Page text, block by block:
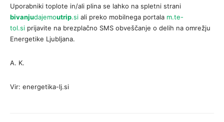
Uporabniki toplote in/ali plina se lahko na spletni strani
bivanjudajemoutrip.si ali preko mobilnega portala m.te-
tol.si prijavite na brezplačno SMS obveščanje o delih na omrežju
Energetike Ljubljana.
A. K.
Vir: energetika-lj.si